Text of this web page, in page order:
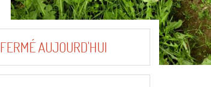
FERMÉ AUJOURD'HUI